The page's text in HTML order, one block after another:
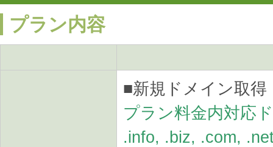
プラン内容
■新規ドメイン取得
プラン料金内対応
.info, .biz, .com,